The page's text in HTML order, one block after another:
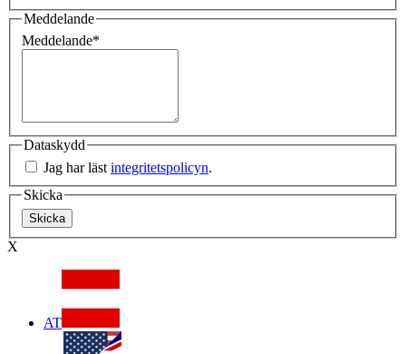
Meddelande
Meddelande*
Dataskydd
Jag har läst integritetspolicyn.
Skicka
X
AT